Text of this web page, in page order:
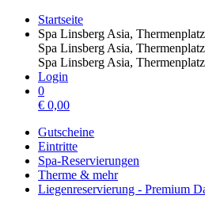
Startseite
Spa Linsberg Asia,
Spa Linsberg Asia,
Spa Linsberg Asia,
Login
0
€ 0,00
Gutscheine
Eintritte
Spa-Reservierungen
Therme & mehr
Liegenreservierung - Premium